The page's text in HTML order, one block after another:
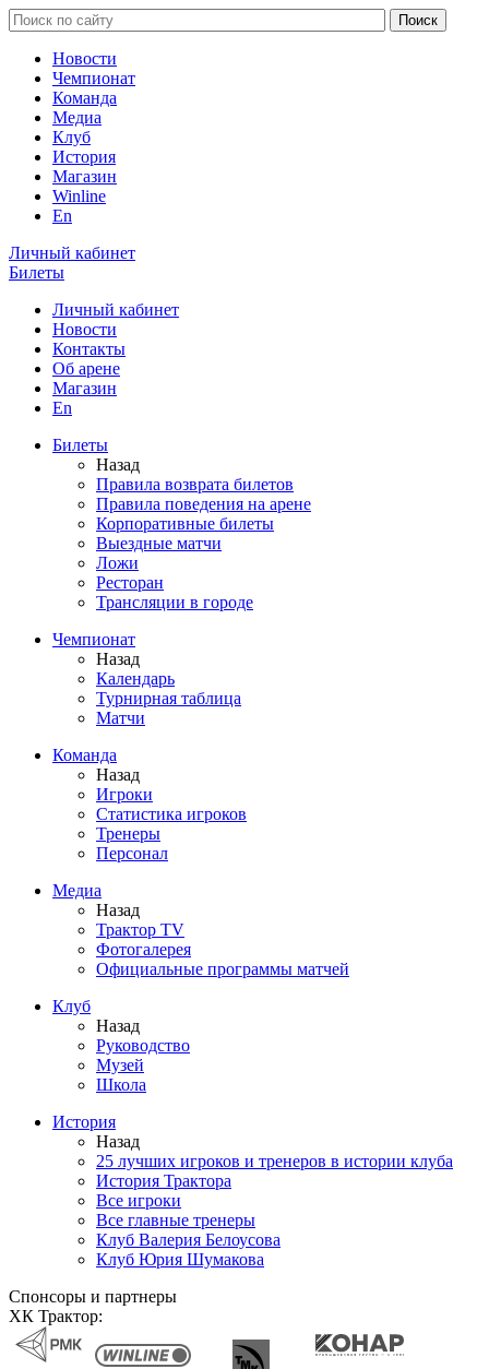
Новости
Чемпионат
Команда
Медиа
Клуб
История
Магазин
Winline
En
Личный кабинет
Билеты
Личный кабинет
Новости
Контакты
Об арене
Магазин
En
Билеты
Назад
Правила возврата билетов
Правила поведения на арене
Корпоративные билеты
Выездные матчи
Ложи
Ресторан
Трансляции в городе
Чемпионат
Назад
Календарь
Турнирная таблица
Матчи
Команда
Назад
Игроки
Статистика игроков
Тренеры
Персонал
Медиа
Назад
Трактор TV
Фотогалерея
Официальные программы матчей
Клуб
Назад
Руководство
Музей
Школа
История
Назад
25 лучших игроков и тренеров в истории клуба
История Трактора
Все игроки
Все главные тренеры
Клуб Валерия Белоусова
Клуб Юрия Шумакова
Спонсоры и партнеры
ХК Трактор: